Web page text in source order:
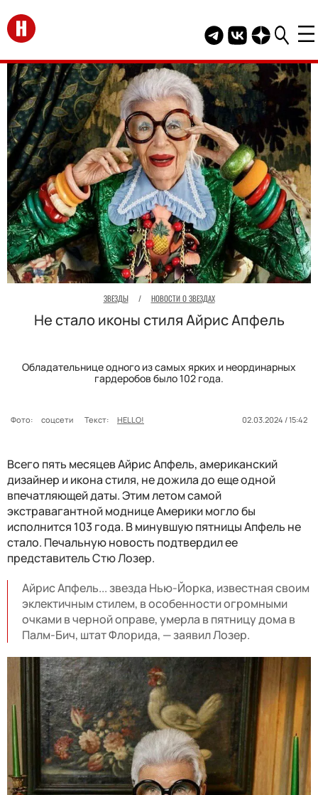
Перейти на главную
Telegram канал
Группа HELLO
Канал
ЗВЕЗДЫ / НОВОСТИ О ЗВЕЗДАХ
Не стало иконы стиля Айрис Апфель
Обладательнице одного из самых ярких и неординарных
гардеробов было 102 года.
Фото: соцсети Текст: HELLO! 02.03.2024 / 15:42
Всего пять месяцев Айрис Апфель, американский
дизайнер и икона стиля, не дожила до еще одной
впечатляющей даты. Этим летом самой
экстравагантной моднице Америки могло бы
исполнится 103 года. В минувшую пятницы Апфель не
стало. Печальную новость подтвердил ее
представительСтю Лозер.
Айрис Апфель... звезда Нью-Йорка, известная своим
эклектичным стилем, в особенности огромными
очками в черной оправе, умерла в пятницу дома в
Палм-Бич, штат Флорида, — заявил Лозер.